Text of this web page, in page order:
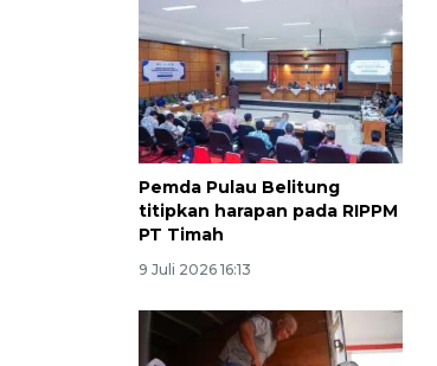
Pemda Pulau Belitung
titipkan harapan pada RIPPM
PT Timah
9 Juli 2026 16:13